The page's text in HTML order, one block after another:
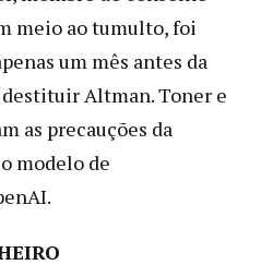
meio ao tumulto, foi
um mês antes da
Altman. Toner e
as precauções da
modelo de